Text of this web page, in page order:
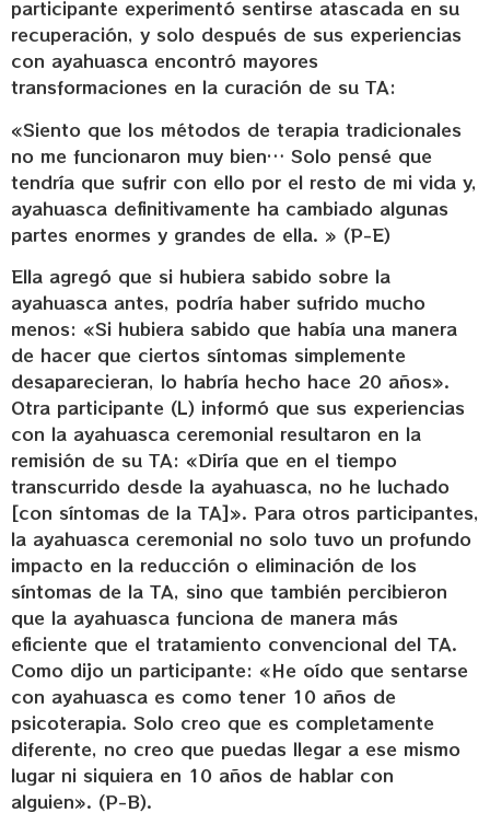
participante experimentó sentirse atascada en su
recuperación, y solo después de sus experiencias
con ayahuasca encontró mayores
transformaciones en la curación de su TA:
«Siento que los métodos de terapia tradicionales
no me funcionaron muy bien… Solo pensé que
tendría que sufrir con ello por el resto de mi vida y,
ayahuasca definitivamente ha cambiado algunas
partes enormes y grandes de ella. » (P-E)
Ella agregó que si hubiera sabido sobre la
ayahuasca antes, podría haber sufrido mucho
menos: «Si hubiera sabido que había una manera
de hacer que ciertos síntomas simplemente
desaparecieran, lo habría hecho hace 20 años».
Otra participante (L) informó que sus experiencias
con la ayahuasca ceremonial resultaron en la
remisión de su TA: «Diría que en el tiempo
transcurrido desde la ayahuasca, no he luchado
[con síntomas de la TA]». Para otros participantes,
la ayahuasca ceremonial no solo tuvo un profundo
impacto en la reducción o eliminación de los
síntomas de la TA, sino que también percibieron
que la ayahuasca funciona de manera más
eficiente que el tratamiento convencional del TA.
Como dijo un participante: «He oído que sentarse
con ayahuasca es como tener 10 años de
psicoterapia. Solo creo que es completamente
diferente, no creo que puedas llegar a ese mismo
lugar ni siquiera en 10 años de hablar con
alguien». (P-B).